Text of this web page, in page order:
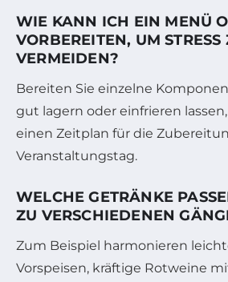
WIE KANN ICH EIN MENÜ
VORBEREITEN, UM STRESS
VERMEIDEN?
Bereiten Sie einzelne
gut lagern oder einfrieren
einen Zeitplan für die
Veranstaltungstag.
WELCHE GETRÄNKE
ZU VERSCHIEDENEN
Zum Beispiel harmonieren
Vorspeisen, kräftige Rotweine